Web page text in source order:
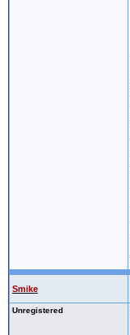
Smike
Unregistered